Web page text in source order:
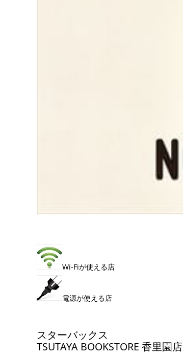
Wi-Fiが使える店
電源が使える店
スターバックス
TSUTAYA BOOKSTORE 香里園店